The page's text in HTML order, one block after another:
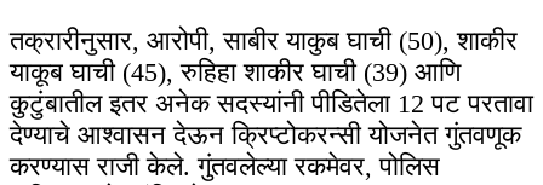
तक्रारीनुसार, आरोपी, साबीर याकुब घाची (50), शाकीर
याकूब घाची (45), रुहिहा शाकीर घाची (39) आणि
कुटुंबातील इतर अनेक सदस्यांनी पीडितेला 12 पट परतावा
देण्याचे आश्वासन देऊन क्रिप्टोकरन्सी योजनेत गुंतवणूक
करण्यास राजी केले. गुंतवलेल्या रकमेवर, पोलिस